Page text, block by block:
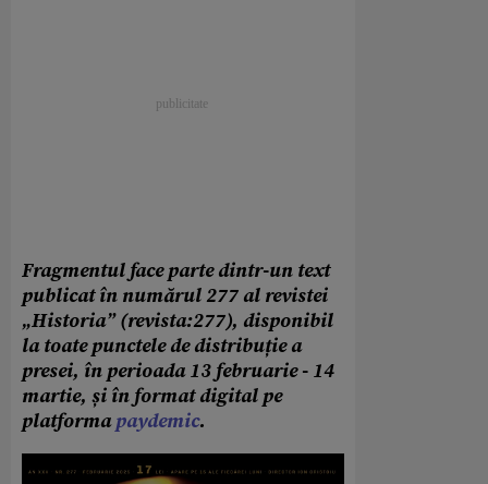
Fragmentul face parte dintr-un text
publicat în numărul 277 al revistei
„Historia” (revista:277), disponibil
la toate punctele de distribuție a
presei, în perioada 13 februarie - 14
martie, și în format digital pe
platformapaydemic.